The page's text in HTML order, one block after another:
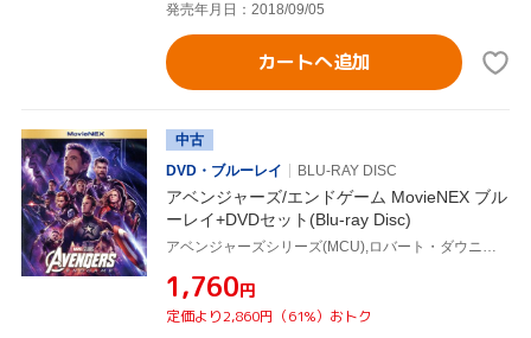
発売年月日：2018/09/05
カートへ追加
中古
DVD・ブルーレイ
BLU-RAY DISC
アベンジャーズ/エンドゲーム MovieNEX ブル
ーレイ+DVDセット(Blu-ray Disc)
アベンジャーズシリーズ(MCU),ロバート・ダウニーJr.,クリス・エヴァンス,マーク・ラファロ,アンソニー・ルッソ(監督),ジョー・ルッソ(監督),ルイス・デスポジート(製作総指揮),ヴィクトリア・アロンソ(製作総指揮),アラン・シルヴェストリ(音楽)
¥1,760円
定価より2,860円（61%）おトク